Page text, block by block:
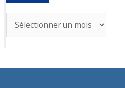
r
h